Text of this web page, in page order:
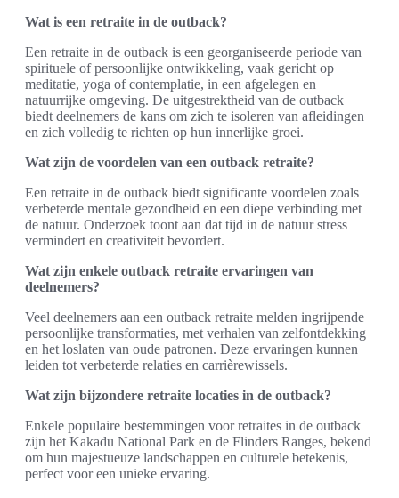
Wat is een retraite in de outback?
Een retraite in de outback is een georganiseerde periode van
spirituele of persoonlijke ontwikkeling, vaak gericht op
meditatie, yoga of contemplatie, in een afgelegen en
natuurrijke omgeving. De uitgestrektheid van de outback
biedt deelnemers de kans om zich te isoleren van afleidingen
en zich volledig te richten op hun innerlijke groei.
Wat zijn de voordelen van een outback retraite?
Een retraite in de outback biedt significante voordelen zoals
verbeterde mentale gezondheid en een diepe verbinding met
de natuur. Onderzoek toont aan dat tijd in de natuur stress
vermindert en creativiteit bevordert.
Wat zijn enkele outback retraite ervaringen van
deelnemers?
Veel deelnemers aan een outback retraite melden ingrijpende
persoonlijke transformaties, met verhalen van zelfontdekking
en het loslaten van oude patronen. Deze ervaringen kunnen
leiden tot verbeterde relaties en carrièrewissels.
Wat zijn bijzondere retraite locaties in de outback?
Enkele populaire bestemmingen voor retraites in de outback
zijn het Kakadu National Park en de Flinders Ranges, bekend
om hun majestueuze landschappen en culturele betekenis,
perfect voor een unieke ervaring.